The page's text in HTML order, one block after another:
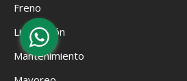
Freno
Liquidación
Mantenimiento